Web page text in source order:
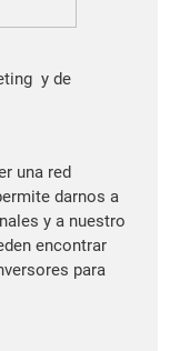
y de
una red
darnos a
y a nuestro
encontrar
para